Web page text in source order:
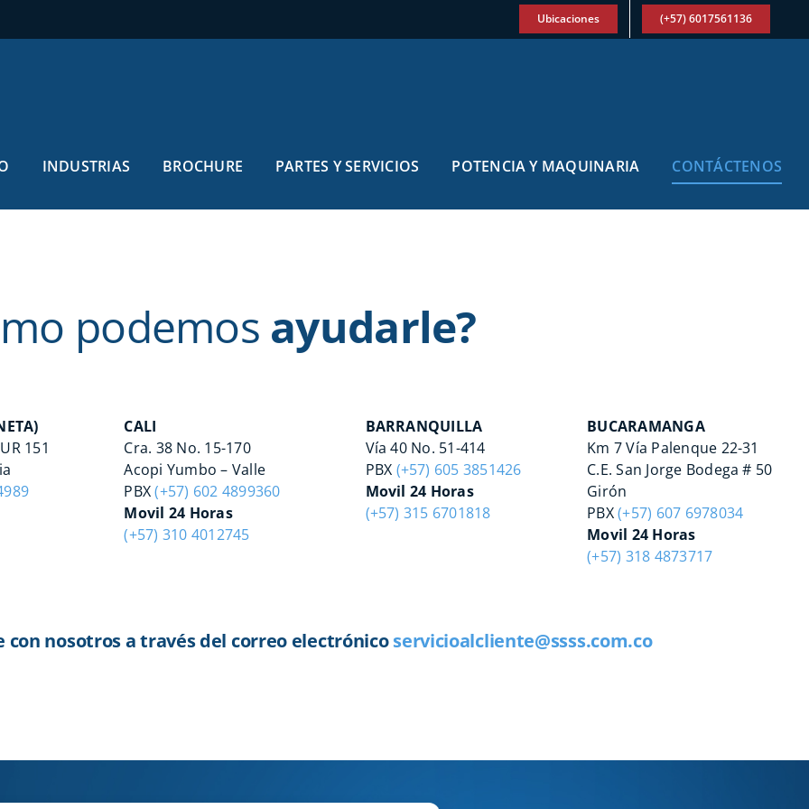
Ubicaciones (+57) 6017561136
INDUSTRIAS BROCHURE PARTES Y SERVICIOS POTENCIA Y MAQUINARIA CONTÁCTENOS
podemos ayudarle?
151
CALI
Cra. 38 No. 15-170
Acopi Yumbo – Valle
PBX(+57) 602 4899360
Movil 24 Horas
(+57) 310 4012745
BARRANQUILLA
Vía 40 No. 51-414
PBX (+57) 605 3851426
Movil 24 Horas
(+57) 315 6701818
BUCARAMANGA
Km 7 Vía Palenque 22-31
C.E. San Jorge Bodega # 50
Girón
PBX(+57) 607 6978034
Movil 24 Horas
(+57) 318 4873717
nosotros a través del correo electrónicoservicioalcliente@ssss.com.co